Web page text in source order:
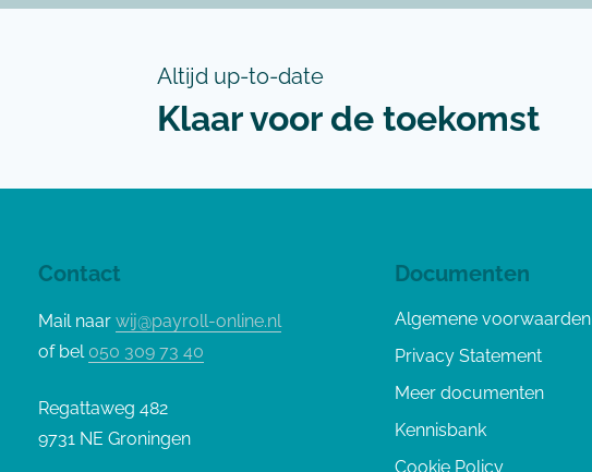
Altijd up-to-date
Klaar voor de toekomst
Contact
Mail naar wij@payroll-online.nl
of bel 050 309 73 40
Regattaweg 482
9731 NE Groningen
Documenten
Algemene voorwaarden
Privacy Statement
Meer documenten
Kennisbank
Cookie Policy